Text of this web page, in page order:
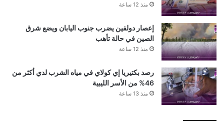
منذ 12 ساعة
إعصار دولفين يضرب جنوب اليابان ويضع شرق
الصين في حالة تأهب
منذ 12 ساعة
رصد بكتيريا إي كولاي في مياه الشرب لدي أكثر من
46% من الأسر الليبية
منذ 13 ساعة